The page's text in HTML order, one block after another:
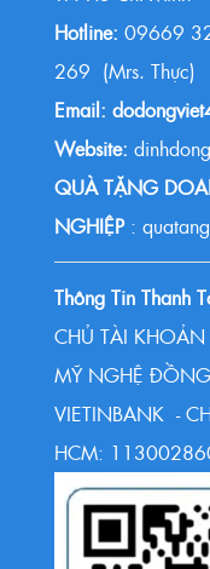
Hotline: 09669
269 (Mrs. Thực)
Email:
Website:
QUÀ TẶNG
NGHIỆP :
Thông Tin Thanh
CHỦ TÀI
MỸ NGHỆ
VIETINBANK -
HCM: